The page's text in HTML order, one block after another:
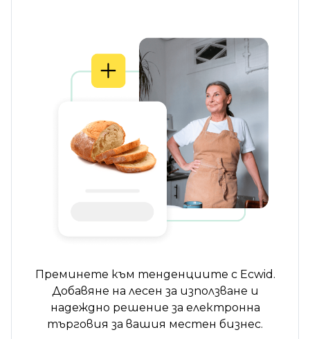
Преминете към тенденциите с Ecwid.
Добавяне на лесен за използване и
надеждно решение за електронна
търговия за вашия местен бизнес.